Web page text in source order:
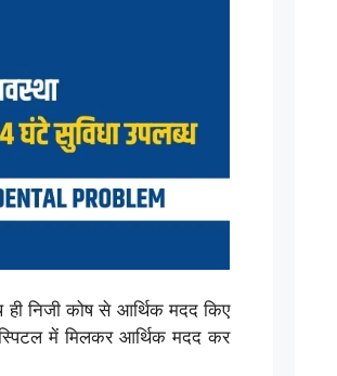
ही निजी कोष से आर्थिक मदद किए
में मिलकर आर्थिक मदद कर